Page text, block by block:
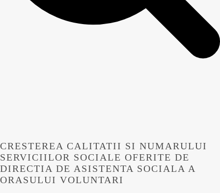
CRESTEREA CALITATII SI NUMARULUI
SERVICIILOR SOCIALE OFERITE DE
DIRECTIA DE ASISTENTA SOCIALA A
ORASULUI VOLUNTARI